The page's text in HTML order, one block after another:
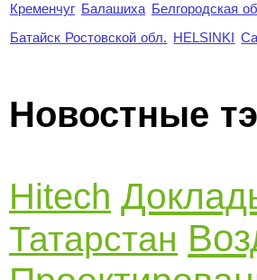
Кременчуг Балашиха Белгородская
Батайск Ростовской обл. HELSINKI
Новостные
Hitech
Татарстан